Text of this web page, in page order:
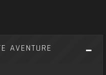
AVENTURE